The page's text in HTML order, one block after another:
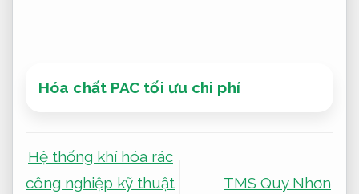
Hóa chất PAC tối ưu chi phí
Hệ thống khí hóa rác
công nghiệp kỹ thuật
TMS Quy Nhơn